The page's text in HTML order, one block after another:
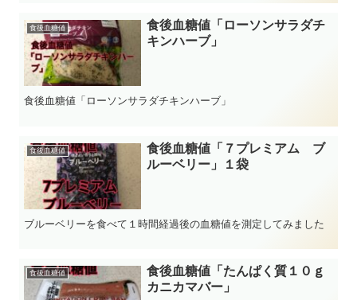
食後血糖値
食後血糖値「ローソンサラダチ
キンハーブ」
食後血糖値「ローソンサラダチキンハーブ」
食後血糖値
食後血糖値「７プレミアム ブ
ルーベリー」１袋
ブルーベリーを食べて１時間経過後の血糖値を測定してみました
食後血糖値
食後血糖値「たんぱく質１０ｇ
カニカマバー」